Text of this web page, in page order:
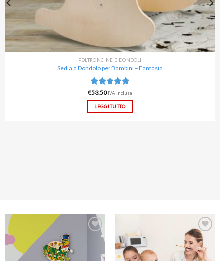
POLTRONCINE E DONDOLI
Sedia a Dondolo per Bambini – Fantasia
Valutato
5.00su 5
€53.50 IVA Inclusa
LEGGI TUTTO
Aggiungi
alla lista
dei
desideri